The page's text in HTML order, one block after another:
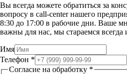
Вы всегда можете обратиться за
вопросу в call-center нашего
8:30 до 17:00 в рабочие дни. Ваше
важны для нас, мы стараемся всегда
Имя
Телефон *
Согласие на обработку *